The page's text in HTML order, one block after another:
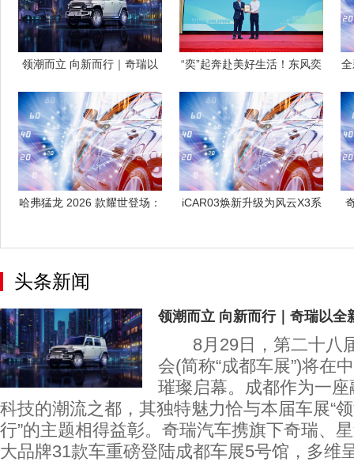
领潮而立 向新而行｜奇瑞以
“奕”起奔赴美好生活！东风奕
哈弗猛龙 2026 款耀世登场：
iCAR03焕新升级为风云X3系
头条新闻
领潮而立 向新而行｜奇瑞以全
8月29日，第二十八
会(简称“成都车展”)将在
璀璨启幕。成都作为一
科技的潮流之都，其独特魅力恰与本届车展“
行”的主题相得益彰。奇瑞汽车携旗下奇瑞、
大品牌31款车重磅登陆成都车展5号馆，多维